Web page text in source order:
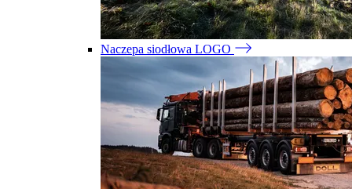
Naczepa siodłowa LOGO